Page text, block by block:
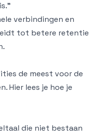
verbindingen en
tot betere retentie
de meest voor de
Hier lees je hoe je
die niet bestaan